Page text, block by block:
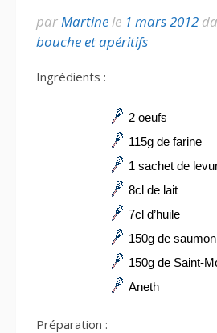
par Martine le 1 mars 2012
bouche et apéritifs
Ingrédients :
2 oeufs
115g de farine
1 sachet de
8cl de lait
7cl d’huile
150g de
150g de Saint-
Aneth
Préparation :